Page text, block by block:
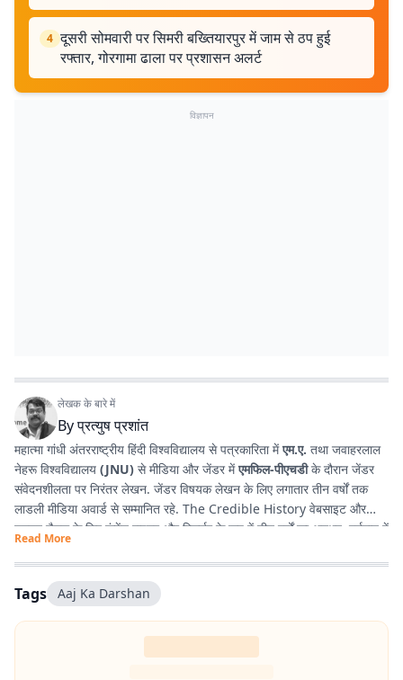
4 दूसरी सोमवारी पर सिमरी बख्तियारपुर में जाम से ठप हुई
रफ्तार, गोरगामा ढाला पर प्रशासन अलर्ट
विज्ञापन
लेखक के बारे में
Byप्रत्युष प्रशांत
महात्मा गांधी अंतरराष्ट्रीय हिंदी विश्वविद्यालय से पत्रकारिता मेंएम.ए. तथा जवाहरलाल
नेहरू विश्वविद्यालय (JNU) से मीडिया और जेंडर मेंएमफिल-पीएचडीके दौरान जेंडर
संवेदनशीलता पर निरंतर लेखन. जेंडर विषयक लेखन के लिए लगातार तीन वर्षों तक
लाडली मीडिया अवार्ड से सम्मानित रहे. The Credible History वेबसाइट और
यूट्यूब चैनल के लिए कंटेंट राइटर और रिसर्चर के रूप में तीन वर्षों का अनुभव. वर्तमान में
प्रभात खबर डिजिटल
किताबें पढ़ने, वायलिन बजाने और कला-साहित्य में गहरी रुचि रखते हैं तथा बिहार को
सामाजिक, सांस्कृतिक और राजनीतिक दृष्टि से समझने में विशेष दिलचस्पी.
Read More
Tags Aaj Ka Darshan